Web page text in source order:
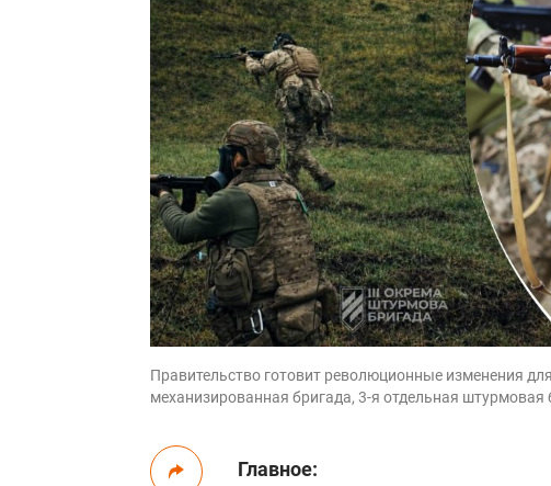
Правительство готовит революционные изменения
механизированная бригада, 3-я отдельная штурмовая
Главное: